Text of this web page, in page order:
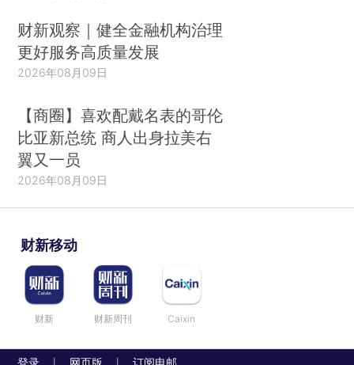
财新观察｜健全金融机构治理
更好服务高质量发展
2026年08月09日
【商圈】喜欢配戴名表的哥伦
比亚新总统 商人出身拉美右
翼又一员
2026年08月09日
财新移动
财新 财新周刊 Caixin
登录 网页版 订阅电邮